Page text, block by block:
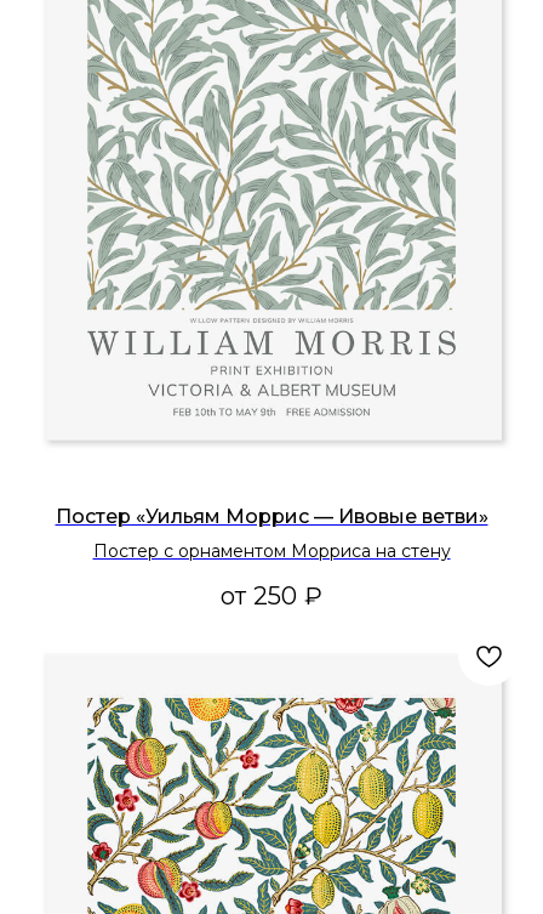
Постер «Уильям Моррис — Ивовые ветви»
Постер с орнаментом Морриса на стену
от 250 ₽